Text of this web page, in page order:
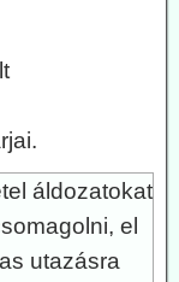
áldozatokat
el
utazásra